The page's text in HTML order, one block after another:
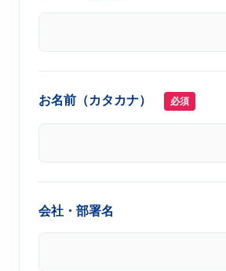
お名前（カタカナ） 必須
会社・部署名